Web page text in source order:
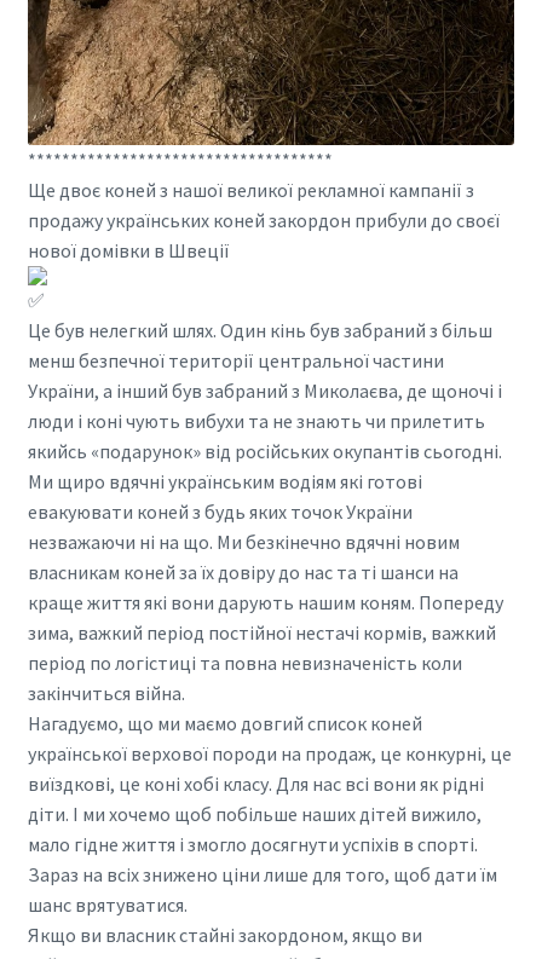
************************************
Ще двоє коней з нашої великої рекламної кампанії з
продажу українських коней закордон прибули до своєї
нової домівки в Швеції
Це був нелегкий шлях. Один кінь був забраний з більш
менш безпечної території центральної частини
України, а інший був забраний з Миколаєва, де щоночі і
люди і коні чують вибухи та не знають чи прилетить
якийсь «подарунок» від російських окупантів сьогодні.
Ми щиро вдячні українським водіям які готові
евакуювати коней з будь яких точок України
незважаючи ні на що. Ми безкінечно вдячні новим
власникам коней за їх довіру до нас та ті шанси на
краще життя які вони дарують нашим коням. Попереду
зима, важкий період постійної нестачі кормів, важкий
період по логістиці та повна невизначеність коли
закінчиться війна.
Нагадуємо, що ми маємо довгий список коней
української верхової породи на продаж, це конкурні, це
виїздкові, це коні хобі класу. Для нас всі вони як рідні
діти. І ми хочемо щоб побільше наших дітей вижило,
мало гідне життя і змогло досягнути успіхів в спорті.
Зараз на всіх знижено ціни лише для того, щоб дати їм
шанс врятуватися.
Якщо ви власник стайні закордоном, якщо ви